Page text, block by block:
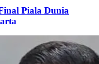
Piala Dunia